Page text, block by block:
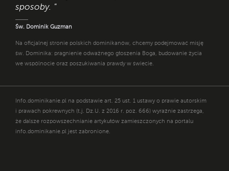
sposoby. "
Św. Dominik Guzman
Na oficjalnej stronie polskich dominikanów, chcemy podejmować misję
św. Dominika: pragnienie odważnego głoszenia Boga, budowanie życia
we wspólnocie oraz poszukiwania prawdy w świecie.
Info.dominikanie.pl na podstawie art. 25 ust. 1 ustawy o prawie autorskim
i prawach pokrewnych (t.j. Dz.U. z 2016 r. poz. 666) wyraźnie zastrzega,
że dalsze rozpowszechnianie artykułów zamieszczonych na portalu
info.dominikanie.pl jest zabronione.